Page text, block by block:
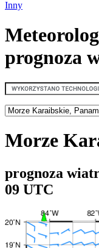
Inny
prognoza
Morze
prognoza
09 UTC